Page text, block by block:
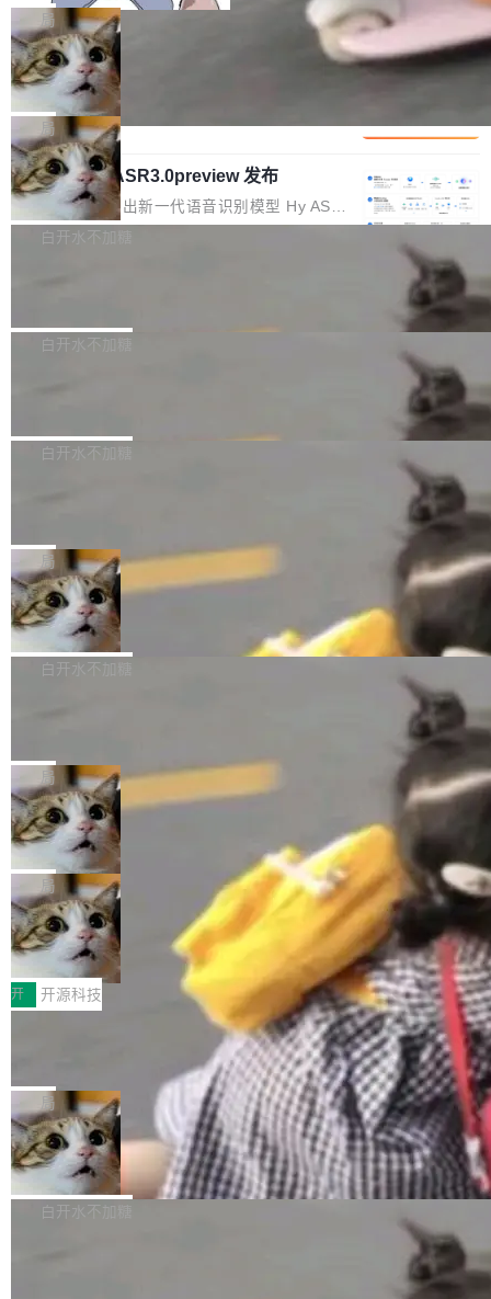
x / Harmony PC curl -fsSL https://solon.noea
r.org/solon...
不断累积，代码仓中的模块关系、接口契约、业
务逻辑等关键信息往往分散于数十乃至数百个文
件之中，形成高度复杂的知识关联网络。传统的
代码检索手段（如关键词匹配、目录遍历）仅能
在语法层面完成文本定位，难以触及代码的语义
内涵与结构关联，导致开发者使用代码智能体在
理解大规模代码仓时面临显著"代码仓理解"瓶
颈。 代码仓深度理解服务（以下简称" CodeBas
e深度理解服务"）是华为云码道（CodeA...
名90后算法工程师王某，为了给自己接的私活腾
服务器空间，删光了公司AI游戏部门的全部核心
数据。 王某2024年1月入职东城区某科技公司AI
短剧部门，有互联网大厂背景。在公司内部架构
调整期间，部门三次通知全员将数据从A集群迁
移到B集群，王某都回复了"收到"。 他没有迁移
数据。2024年9月3日下午4点，他使用此前登录
的账号密码进入A集群，输入了一条被程序员圈
称为"删库跑路"的命令——最高管理员权限、无
自研的多个文生3D和...
局
Cloudflare 分享推理优化实践：KV ca
che 量化 + 权重压缩，吞吐量提升 4
1%，成本降 30%
Kimi 和 GLM 是当前最强的大模型系列之一，但
它们有一个共同的问题：太吃显存了。月之暗面
的 Kimi K 系列和智谱的 GLM 都是长上下文、M
oE 架构的大模型，好用到让人上瘾，但 GPU 显
存永远不够用。 Cloudflare 的 Workers AI 团队
一直在跑这些模型的推理。他们在官方博客上发
整性保护。效果是：吞吐量提升 41%，每 token
局
腾讯混元 Hy ASR3.0preview 发布
腾讯混元正式推出新一代语音识别模型 Hy ASR
3.0preview。基于最新一代大语言模型 Hy3 的
让语音识别不再只是听清，而是真正听懂。通过
w 不要求标准普通话，方言识别覆盖粤语、吴语
白开水不加糖
新和少量网页兼容性修复版本。 Changes/fixe
容提供的字体时出现的几个问题 为避免音频加
质的最低采样率）的音频格式将被拒绝 修复了 C
SS 圆角虚线样式中可能存在的问题 如果表单中
的图像元素不在同一个子树中，则它们将不再关
联 加...
白开水不加糖
发布的 Release Notes，他利用 AI 工具（如 Co
最强的若干项。对于尚未正式发版的 PG 19，则
通过拉取过去一年内（从 PG 18 Beta1 时间点
至今）的所有 commit，同样交由 AI 分析提炼。
经过人工复核，准确度令人满意。这一方法也为
社区爱好者提供了高效跟踪新版本的思路。
白开水不加糖
维护工作一直与我的日常工作、家务、社交生活
和休闲娱乐竞争时间。" 这是 libexpat 维护者 S
ebastian Pipping 写在博客里的话。8 月 4 日，
他宣布了一个新消息：从 2026 年 8 月 1 日起，
他可以全职维护 libexpat 了，最长 6 个月。发
库之一。你的操作系统、浏览器、无数的基础设
施软件，很可能都在用它。而过去十年，维护它
的人一直在用业余...
局
Firefox 153.0.3 发布
Firefox 153.0.3 现已发布，具体更新内容如
下： New Smart Window 包含多项增强功能：
gi?id=2019042">Bug&nbsp;2019042</a>）</l
i> <li>现在，助手可以直接使用 Exa 的网络搜索
结果回答问题，而无需将问题转交给搜索引擎。
（<a href="https://bugzilla.mozilla.org/show_
bug.cgi?id=204...
白开水不加糖
的 npm 包。项目的核心论点是：容器不适合 Ag
ent 计算。真正适合的，是 Isolate。 Cloudflare
工程师在这件事上没什么可谦虚的——他们用 W
orkers 跑了十年 Isolate。用 CEO Matthew Pri
nce 的话说：「我们一生都在用 Isolate 运行代
码，而 AI Agent 不需要容器，它们需要的是 Iso
late。」 容器为什么不合适 容器的问题在于启动
和销毁都太重了。一个 Agent 要执行的任务可能
只需要几毫秒的 CPU 时间，但容器从冷启动到
就绪要花数秒。如果未来有十...
局
OpenAI 公开邮件和聊天记录回应苹果
诉讼，称“Apple is getting this wron
g”
上个月，苹果一纸诉状把 OpenAI 告上法庭，指
控其挖角苹果前员工并窃取商业秘密。苹果的诉
状把 OpenAI 描述成一个系统性地从前东家挖
人、套取机密信息的对手。 OpenAI 没发律师
函，也没选择庭外沉默。它在官网贴了一篇博
文，标题只有六个字：Apple is getting this wro
ng。 然后，它把邮件往来和 iMessage 聊天记
录全贴了出来。 他发错人了 苹果外部律师 Gabr
iel Gross 来自 Weil 律所，2 月 23 日下午 5:53
给 OpenAI 总法律顾问 Che Chang 发了封邮
件，附了一封长信，要求 OpenAI 配合调查前苹
果员工带走机密信...
局
HUAWEI MatePad Edge上架WorkBu
ddy鸿蒙PC版，说话就能干活的AI办公
搭子
全能AI工作台WorkBuddy鸿蒙PC版上架HUAWE
I MatePad Edge应用市场，直接下载即可使
用，与鸿蒙电脑上的体验一致。值得一提的是，
这是目前市面上唯一支持平板接入WorkBuddy P
C版的产品，搭载“人机双写”重磅功能——你写
你的，AI写AI的，同屏协作互不干扰。一句话让
AI帮你干活，现在开启全新体验！ 温馨提示：
体验WorkBuddy鸿蒙PC版前，请将 HUAWEI M
atePad Edge 升级至 HarmonyOS 6.1.0.135S
P9 patch03及以上版本。 *升级路径：设置 > 搜
开 开源科技
FFmpeg 9.0 发布：代号“Lei”，以此纪
全球知名开源多媒体框架 FFmpeg 今天正式发
布了 9.0 版本。这个版本除了带来新一代音视频
处理能力和硬件加速支持之外，还有一个特殊之
处：FFmpeg 9.0 的代号是“Lei”。 这个名字，
来自中国开发者雷霄骅（Lei Xiaohua）。 对于
很多中国音视频开发者而言，这个名字并不陌
局
亚马逊成本失控：AI 写代码烧掉 1215
万元，超预算 860%
外媒近日曝光了亚马逊的多份内部报告显示，AI
导致公司在多个项目上超支。《金融时报》报道
白开水不加糖